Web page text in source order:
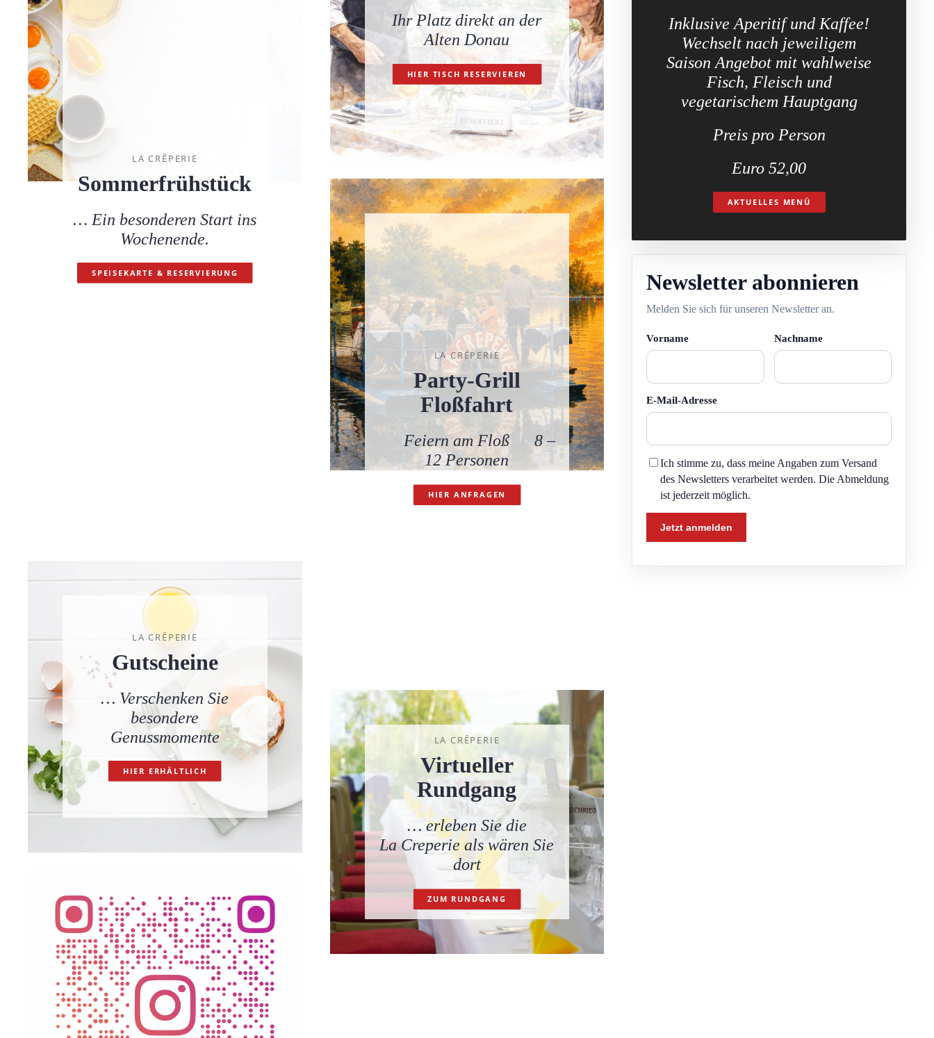
LA CRÊPERIE
Sommerfrühstück
… Ein besonderen Start ins
Wochenende.
SPEISEKARTE & RESERVIERUNG
LA CRÊPERIE
Gutscheine
… Verschenken Sie
besondere
Genussmomente
HIER ERHÄLTLICH
Ihr Platz direkt an der
Alten Donau
HIER TISCH RESERVIEREN
LA CRÊPERIE
Party-Grill
Floßfahrt
Feiern am Floß 8 –
12 Personen
HIER ANFRAGEN
LA CRÊPERIE
Virtueller
Rundgang
… erleben Sie die
La Creperie als wären Sie
dort
ZUM RUNDGANG
Inklusive Aperitif und Kaffee!
Wechselt nach jeweiligem
Saison Angebot mit wahlweise
Fisch, Fleisch und
vegetarischem Hauptgang
Preis pro Person
Euro 52,00
AKTUELLES MENÜ
Newsletter abonnieren
Melden Sie sich für unseren Newsletter an.
Vorname Nachname
E-Mail-Adresse
Ich stimme zu, dass meine Angaben zum Versand
des Newsletters verarbeitet werden. Die Abmeldung
ist jederzeit möglich.
Jetzt anmelden